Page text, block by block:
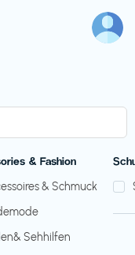
& Fashion
& Schmuck
Sehhilfen